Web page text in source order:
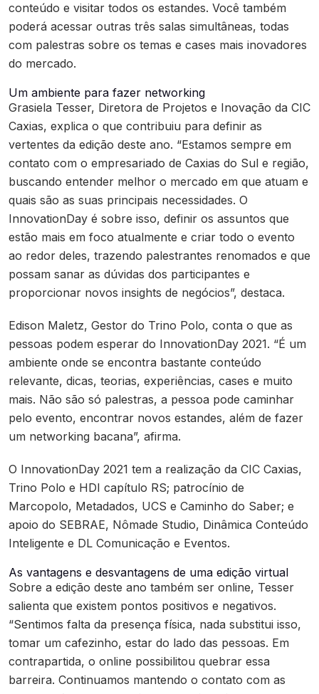
conteúdo e visitar todos os estandes. Você também
poderá acessar outras três salas simultâneas, todas
com palestras sobre os temas e cases mais inovadores
do mercado.
Um ambiente para fazer networking
Grasiela Tesser, Diretora de Projetos e Inovação da CIC
Caxias, explica o que contribuiu para definir as
vertentes da edição deste ano. “Estamos sempre em
contato com o empresariado de Caxias do Sul e região,
buscando entender melhor o mercado em que atuam e
quais são as suas principais necessidades. O
InnovationDay é sobre isso, definir os assuntos que
estão mais em foco atualmente e criar todo o evento
ao redor deles, trazendo palestrantes renomados e que
possam sanar as dúvidas dos participantes e
proporcionar novos insights de negócios”, destaca.
Edison Maletz, Gestor do Trino Polo, conta o que as
pessoas podem esperar do InnovationDay 2021. “É um
ambiente onde se encontra bastante conteúdo
relevante, dicas, teorias, experiências, cases e muito
mais. Não são só palestras, a pessoa pode caminhar
pelo evento, encontrar novos estandes, além de fazer
um networking bacana”, afirma.
O InnovationDay 2021 tem a realização da CIC Caxias,
Trino Polo e HDI capítulo RS; patrocínio de
Marcopolo, Metadados, UCS e Caminho do Saber; e
apoio do SEBRAE, Nômade Studio, Dinâmica Conteúdo
Inteligente e DL Comunicação e Eventos.
As vantagens e desvantagens de uma edição virtual
Sobre a edição deste ano também ser online, Tesser
salienta que existem pontos positivos e negativos.
“Sentimos falta da presença física, nada substitui isso,
tomar um cafezinho, estar do lado das pessoas. Em
contrapartida, o online possibilitou quebrar essa
barreira. Continuamos mantendo o contato com as